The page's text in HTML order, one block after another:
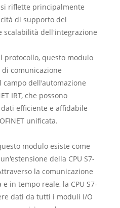
riflette principalmente
di supporto del
scalabilità dell'integrazione
questo modulo
comunicazione
dell'automazione
IRT, che possono
efficiente e affidabile
unificata.
modulo esiste come
della CPU S7-
la comunicazione
e in tempo reale, la CPU S7-
dati da tutti i moduli I/O